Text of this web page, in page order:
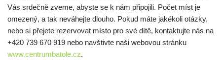
Vás srdečně zveme, abyste se k nám připojili. Počet míst je
omezený, a tak neváhejte dlouho. Pokud máte jakékoli otázky,
nebo si přejete rezervovat místo pro své dítě, kontaktujte nás na
+420 739 670 919 nebo navštivte naši webovou stránku
www.centrumbatole.cz.